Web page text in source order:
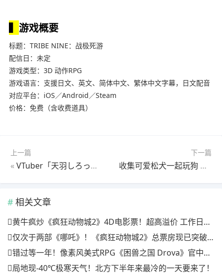
▍ 游戏概要
标题：TRIBE NINE：战极死游
配信日：未定
游戏类型：3D 动作RPG
游戏语言：支援日文、英文、简体中文、繁体中文字幕，日文配音
对应平台：iOS／Android／Steam
价格：免费（含收费道具）
上一篇
«VTuber「天羽しろっぷ」主演ADV《梦幻糖浆– Dreamy Syrup -》宣布4月24日发售！商品阵容同步公开！
下一篇
收集可爱松犬一起玩狗 益智休闲手游《松犬乐园》确定2月22日推出！
相关文章
黄牛疯炒《疯狂动物城2》4D电影票！超高溢价 工作日也满场
仅次于两部《哪吒》！《疯狂动物城2》总票房现已突破20亿
错过等一年！像素风美式RPG《困兽之国 Drova》官中上线特惠倒计时三天
局地现-40℃极寒天气！北方下半年来最冷的一天要来了！